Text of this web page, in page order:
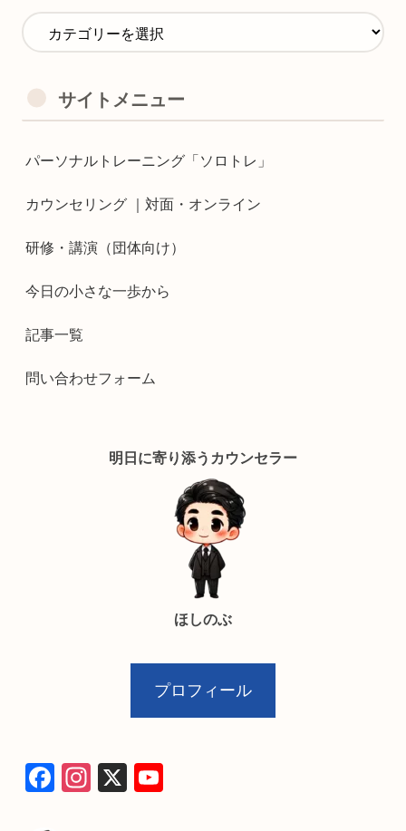
サイトメニュー
パーソナルトレーニング「ソロトレ」
カウンセリング ｜対面・オンライン
研修・講演（団体向け）
今日の小さな一歩から
記事一覧
問い合わせフォーム
明日に寄り添うカウンセラー
ほしのぶ
プロフィール
F
In
X